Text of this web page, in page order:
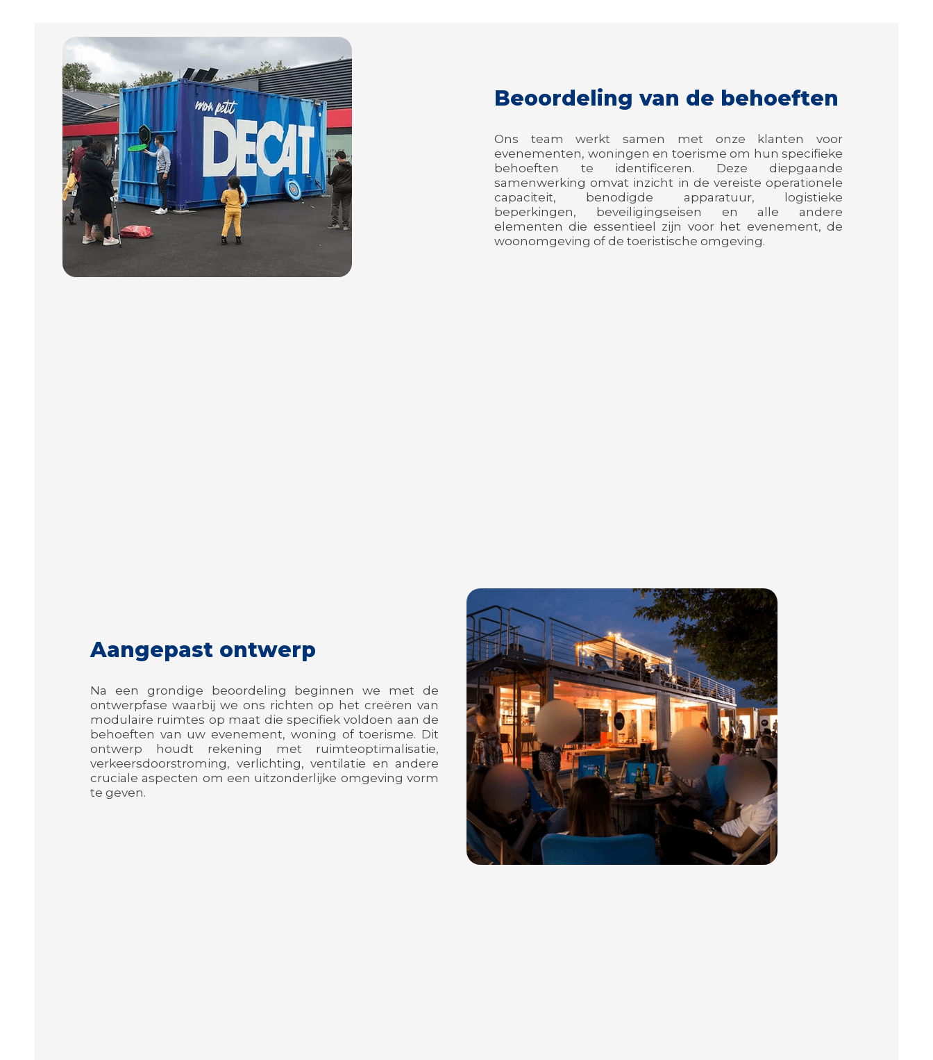
Beoordeling van de behoeften
Ons team werkt samen met onze klanten voor
evenementen, woningen en toerisme om hun specifieke
behoeften te identificeren. Deze diepgaande
samenwerking omvat inzicht in de vereiste operationele
capaciteit, benodigde apparatuur, logistieke
beperkingen, beveiligingseisen en alle andere
elementen die essentieel zijn voor het evenement, de
woonomgeving of de toeristische omgeving.
Aangepast ontwerp
Na een grondige beoordeling beginnen we met de
ontwerpfase waarbij we ons richten op het creëren van
modulaire ruimtes op maat die specifiek voldoen aan de
behoeften van uw evenement, woning of toerisme. Dit
ontwerp houdt rekening met ruimteoptimalisatie,
verkeersdoorstroming, verlichting, ventilatie en andere
cruciale aspecten om een uitzonderlijke omgeving vorm
te geven.